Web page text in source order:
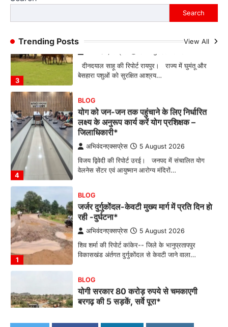
Search
Trending Posts
View All
3
दीनदयाल साहू की रिपोर्ट रायपुर। राज्य में घुमंतू और
4
BLOG
जिलाधिकारी*
अभिवंदनएक्सप्रेस 5 August 2026
विजय द्विवेदी की रिपोर्ट उरई। जनपद में संचालित योग
वेलनेस सेंटर एवं आयुष्मान आरोग्य मंदिरों…
1
BLOG
अभिवंदनएक्सप्रेस 5 August 2026
शिव शर्मा की रिपोर्ट कांकेर-- जिले के भानुप्रतापपुर
विकासखंड अंर्तगत दुर्गुकोंदल से केवटी जाने वाला…
BLOG
अभिवंदनएक्सप्रेस 5 August 2026
अनिल सक्सेना की रिपोर्ट *चित्रकूट:। *